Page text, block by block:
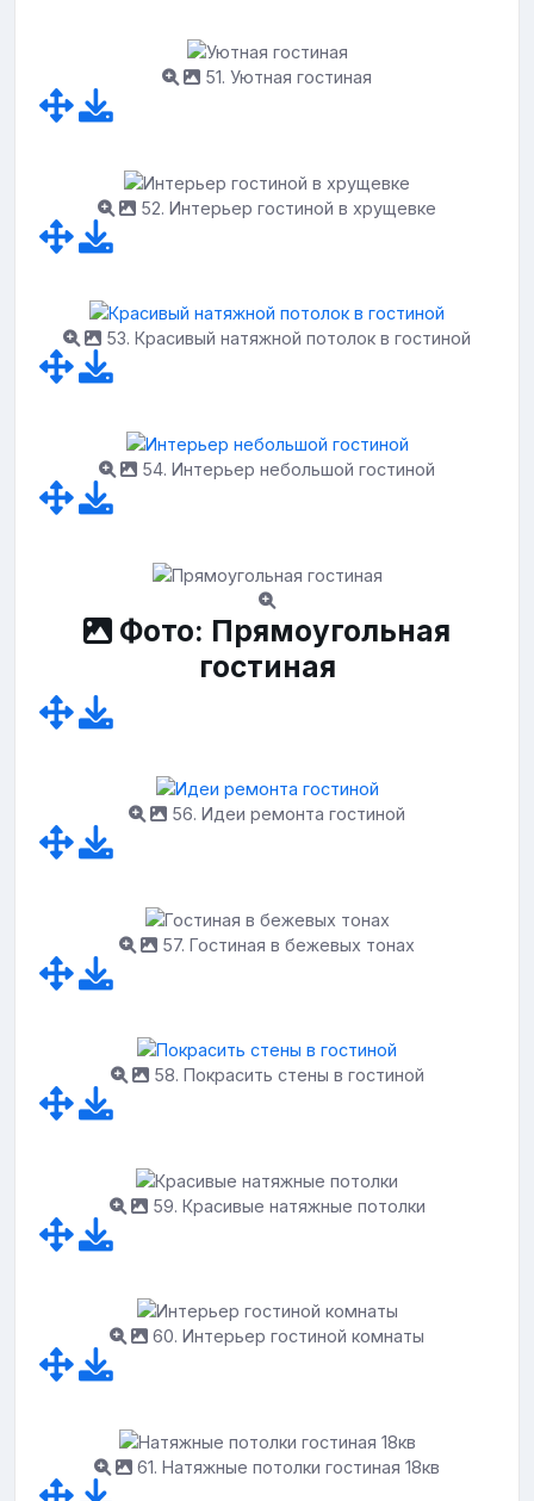
51. Уютная гостиная
52. Интерьер гостиной в хрущевке
53. Красивый натяжной потолок в гостиной
54. Интерьер небольшой гостиной
Фото: Прямоугольная
гостиная
56. Идеи ремонта гостиной
57. Гостиная в бежевых тонах
58. Покрасить стены в гостиной
59. Красивые натяжные потолки
60. Интерьер гостиной комнаты
61. Натяжные потолки гостиная 18кв